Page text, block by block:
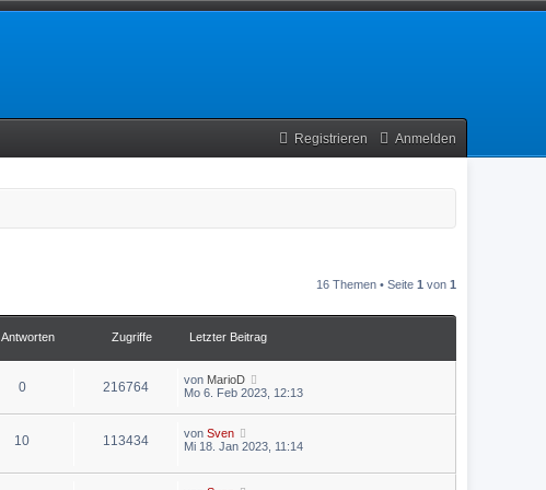
Anmelden
Registrieren
16 Themen • Seite 1 von 1
Antworten Zugriffe Letzter Beitrag
0 216764 von MarioD
Mo 6. Feb 2023, 12:13
10 113434 von Sven
Mi 18. Jan 2023, 11:14